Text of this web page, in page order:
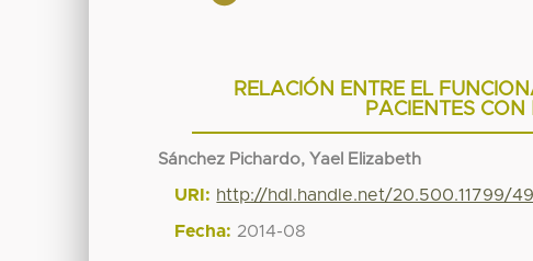
RELACIÓN ENTRE EL
PACIENTES CON
Sánchez Pichardo, Yael Elizabeth
URI: http://hdl.handle.net/20.500.11799/
Fecha: 2014-08